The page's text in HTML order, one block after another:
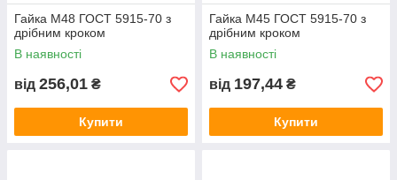
Гайка М48 ГОСТ 5915-70 з
дрібним кроком
В наявності
від 256,01 ₴
Купити
Гайка М45 ГОСТ 5915-70 з
дрібним кроком
В наявності
від 197,44 ₴
Купити